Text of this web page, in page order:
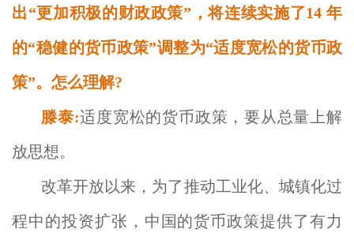
出“更加积极的财政政策”，将连续实施了14 年
的“稳健的货币政策”调整为“适度宽松的货币政
策”。怎么理解?
滕泰:适度宽松的货币政策，要从总量上解
放思想。
改革开放以来，为了推动工业化、城镇化过
程中的投资扩张，中国的货币政策提供了有力